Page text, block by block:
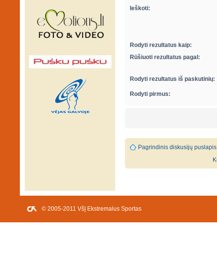
Ieškoti:
Rodyti rezultatus kaip:
Rūšiuoti rezultatus pagal:
Rodyti rezultatus iš paskutinių:
Rodyti pirmus:
Pagrindinis diskusijų puslapis
© 2005-2011 VšĮ Ekstremalus Sportas